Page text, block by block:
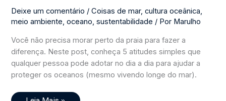
Deixe um comentário /Coisas de mar,cultura oceânica,
meio ambiente,oceano,sustentabilidade / Por Marulho
Você não precisa morar perto da praia para fazer a
diferença. Neste post, conheça 5 atitudes simples que
qualquer pessoa pode adotar no dia a dia para ajudar a
proteger os oceanos (mesmo vivendo longe do mar).